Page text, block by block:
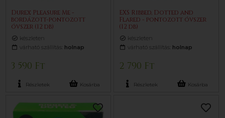
Durex Pleasure Me -
bordázott-pontozott
óvszer (12 db)
készleten
várható szállítás: holnap
3 590 Ft
Részletek Kosárba
EXS Ribbed, Dotted and
Flared - pontozott óvszer
(12 db)
készleten
várható szállítás: holnap
2 790 Ft
Részletek Kosárba